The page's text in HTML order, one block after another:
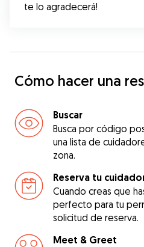
te lo agradecerá!
Cómo hacer una
Buscar
Busca por código
una lista de
zona.
Reserva tu
Cuando creas que
perfecto para tu
solicitud de reserva.
Meet & Greet